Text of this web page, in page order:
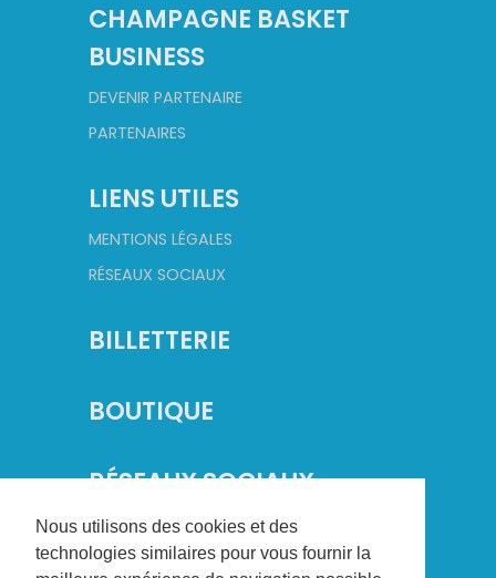
Nous utilisons des cookies et des
technologies similaires pour vous fournir la
CHAMPAGNE BASKET
BUSINESS
DEVENIR PARTENAIRE
PARTENAIRES
LIENS UTILES
MENTIONS LÉGALES
RÉSEAUX SOCIAUX
BILLETTERIE
BOUTIQUE
RÉSEAUX SOCIAUX